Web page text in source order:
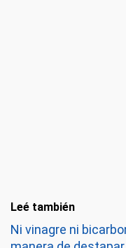
Leé también
Ni vinagre ni